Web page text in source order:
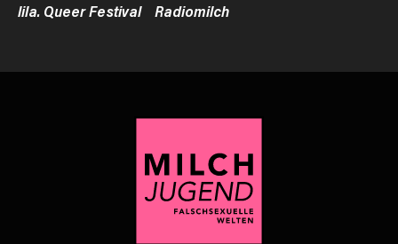
lila. Queer Festival
Radiomilch